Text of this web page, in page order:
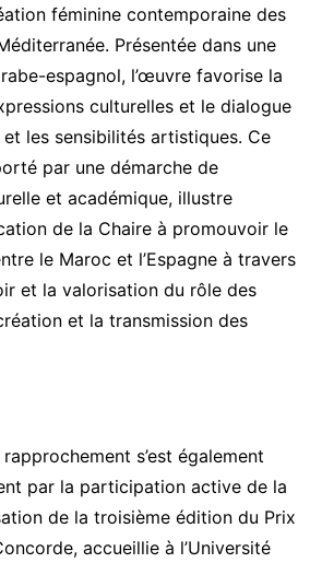
féminine contemporaine des
Présentée dans une
espagnol, l’œuvre favorise la
culturelles et le dialogue
les sensibilités artistiques. Ce
par une démarche de
et académique, illustre
de la Chaire à promouvoir le
le Maroc et l’Espagne à travers
et la valorisation du rôle des
et la transmission des
s’est également
par la participation active de la
de la troisième édition du Prix
accueillie à l’Université